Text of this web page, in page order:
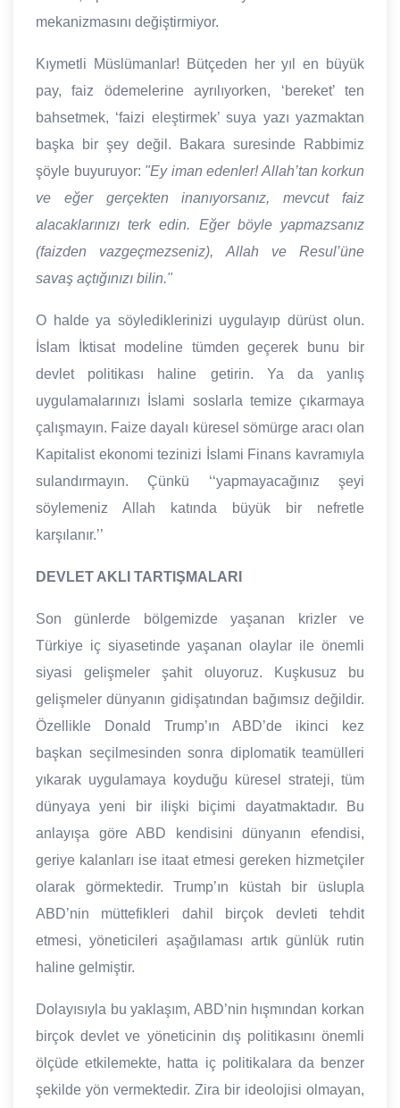
mekanizmasını değiştirmiyor.
Kıymetli Müslümanlar! Bütçeden her yıl en büyük
pay, faiz ödemelerine ayrılıyorken, ‘bereket’ ten
bahsetmek, ‘faizi eleştirmek’ suya yazı yazmaktan
başka bir şey değil. Bakara suresinde Rabbimiz
şöyle buyuruyor: "Ey iman edenler! Allah’tan korkun
ve eğer gerçekten inanıyorsanız, mevcut faiz
alacaklarınızı terk edin. Eğer böyle yapmazsanız
(faizden vazgeçmezseniz), Allah ve Resul’üne
savaş açtığınızı bilin."
O halde ya söylediklerinizi uygulayıp dürüst olun.
İslam İktisat modeline tümden geçerek bunu bir
devlet politikası haline getirin. Ya da yanlış
uygulamalarınızı İslami soslarla temize çıkarmaya
çalışmayın. Faize dayalı küresel sömürge aracı olan
Kapitalist ekonomi tezinizi İslami Finans kavramıyla
sulandırmayın. Çünkü ‘‘yapmayacağınız şeyi
söylemeniz Allah katında büyük bir nefretle
karşılanır.’’
DEVLET AKLI TARTIŞMALARI
Son günlerde bölgemizde yaşanan krizler ve
Türkiye iç siyasetinde yaşanan olaylar ile önemli
siyasi gelişmeler şahit oluyoruz. Kuşkusuz bu
gelişmeler dünyanın gidişatından bağımsız değildir.
Özellikle Donald Trump’ın ABD’de ikinci kez
başkan seçilmesinden sonra diplomatik teamülleri
yıkarak uygulamaya koyduğu küresel strateji, tüm
dünyaya yeni bir ilişki biçimi dayatmaktadır. Bu
anlayışa göre ABD kendisini dünyanın efendisi,
geriye kalanları ise itaat etmesi gereken hizmetçiler
olarak görmektedir. Trump’ın küstah bir üslupla
ABD’nin müttefikleri dahil birçok devleti tehdit
etmesi, yöneticileri aşağılaması artık günlük rutin
haline gelmiştir.
Dolayısıyla bu yaklaşım, ABD’nin hışmından korkan
birçok devlet ve yöneticinin dış politikasını önemli
ölçüde etkilemekte, hatta iç politikalara da benzer
şekilde yön vermektedir. Zira bir ideolojisi olmayan,